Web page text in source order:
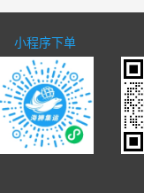
小程序下单